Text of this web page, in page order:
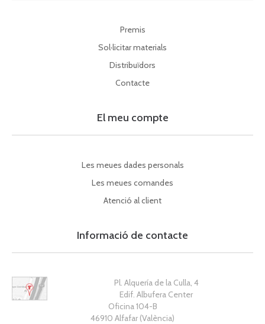
Premis
Sol·licitar materials
Distribuïdors
Contacte
El meu compte
Les meues dades personals
Les meues comandes
Atenció al client
Informació de contacte
Pl. Alquería de la Culla, 4
Edif. Albufera Center
Oficina 104-B
46910 Alfafar (València)